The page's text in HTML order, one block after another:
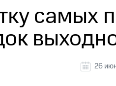
самых
26